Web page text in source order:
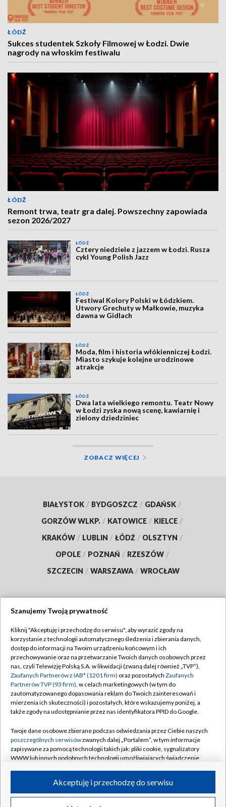
ŁÓDŹ
Sukces studentek Szkoły Filmowej w Łodzi. Dwie
nagrody na włoskim festiwalu
ŁÓDŹ
Remont trwa, teatr gra dalej. Powszechny zapowiada
sezon 2026/2027
ŁÓDŹ
Cztery niedziele z jazzem w Łodzi. Rusza
cykl Young Polish Jazz
ŁÓDŹ
Festiwal Kolory Polski w Łódzkiem.
Utwory Grechuty w Małkowie, muzyka
dawna w Gidlach
ŁÓDŹ
Moda, film i historia włókienniczej Łodzi.
Miasto szykuje kolejne urodzinowe
atrakcje
ŁÓDŹ
Dwa lata wielkiego remontu. Teatr Nowy
w Łodzi zyska nową scenę, kawiarnię i
zielony dziedziniec
ZOBACZ WIĘCEJ
BIAŁYSTOK / BYDGOSZCZ / GDAŃSK /
GORZÓW WLKP. / KATOWICE / KIELCE /
KRAKÓW / LUBLIN / ŁÓDŹ / OLSZTYN /
OPOLE / POZNAŃ / RZESZÓW /
SZCZECIN / WARSZAWA / WROCŁAW
TVP
Abonament TVP
Emisja w TVP
Centrum informacji TVP
Naziemna Telewizja Cyfrowa
Rada Programowa
System NOS
Informacje o nadawcy
Program dla prasy
Regulamin TVP
Polityka prywatności
Moje zgody
Pomoc
Kontakt
Kanały
©2026 Telewizja Polska S.A. w likwidacji
Szanujemy Twoją prywatność
Kliknij "Akceptuję i przechodzę do serwisu", aby wyrazić zgody na
korzystanie z technologii automatycznego śledzenia i zbierania danych,
dostęp do informacji na Twoim urządzeniu końcowym i ich
przechowywanie oraz na przetwarzanie Twoich danych osobowych przez
nas, czyli Telewizję Polską S.A. w likwidacji (zwaną dalej również „TVP”),
Zaufanych Partnerów z IAB* (1201 firm) oraz pozostałych Zaufanych
Partnerów TVP (93 firm), w celach marketingowych (w tym do
zautomatyzowanego dopasowania reklam do Twoich zainteresowań i
mierzenia ich skuteczności) i pozostałych, które wskazujemy poniżej, a
także zgody na udostępnianie przez nas identyfikatora PPID do Google.
Twoje dane osobowe zbierane podczas odwiedzania przez Ciebie naszych
poszczególnych serwisówzwanych dalej „Portalem”, w tym informacje
zapisywane za pomocą technologii takich jak: pliki cookie, sygnalizatory
WWW lub innych podobnych technologii umożliwiających świadczenie
ruchu w Internecie.
Twoje dane osobowe zbierane podczas odwiedzania przez Ciebie
Akceptuję i przechodzę do serwisu